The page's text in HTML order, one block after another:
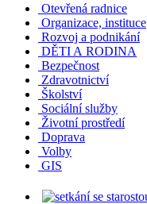
Otevřená radnice
Organizace, instituce
Rozvoj a podnikání
DĚTI A RODINA
Bezpečnost
Zdravotnictví
Školství
Sociální služby
Životní prostředí
Doprava
Volby
GIS